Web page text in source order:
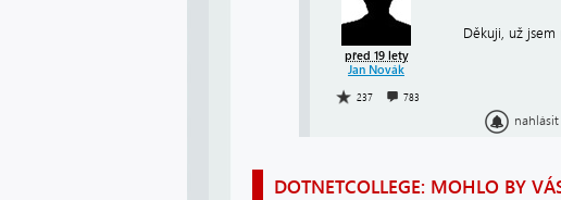
před 19 lety
Jan Novák
237 783
Děkuji, už jsem
DOTNETCOLLEGE: MOHLO BY